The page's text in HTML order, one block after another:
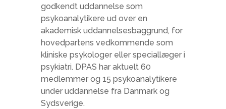
godkendt uddannelse som
psykoanalytikere ud over en
akademisk uddannelsesbaggrund, for
hovedpartens vedkommende som
kliniske psykologer eller speciallæger i
psykiatri. DPAS har aktuelt 60
medlemmer og 15 psykoanalytikere
under uddannelse fra Danmark og
Sydsverige.